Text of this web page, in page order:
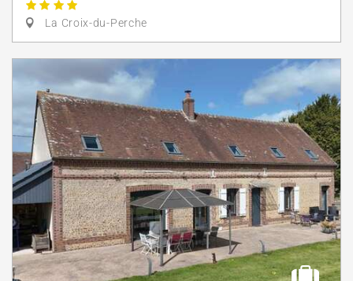
La Croix-du-Perche